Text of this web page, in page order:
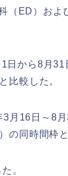
（ED）およ
から8月31
比較した。
月16日～8
の同時間枠と
。